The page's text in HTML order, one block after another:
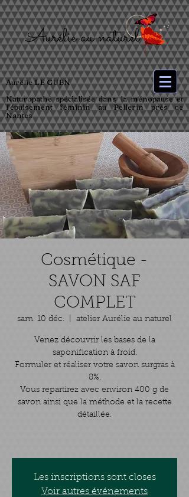
Aurélie LE GUEN
Naturopathe spécialisée dans la ménopause et
l’épuisement féminin au Pellerin près de
Nantes
Cosmétique -
SAVON SAF
COMPLET
sam. 10 déc. atelier Aurélie au naturel
Venez découvrir les bases de la
saponification à froid.
Formuler et réaliser votre savon surgras à
8%.
Vous repartirez avec environ 400 g de
savon ainsi que la méthode et la recette
détaillée.
Les inscriptions sont closes
Voir autres événements